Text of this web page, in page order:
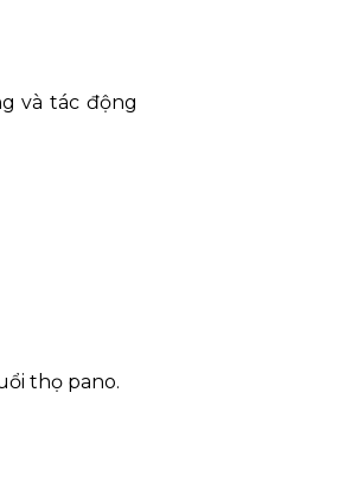
và tác động
thọ pano.